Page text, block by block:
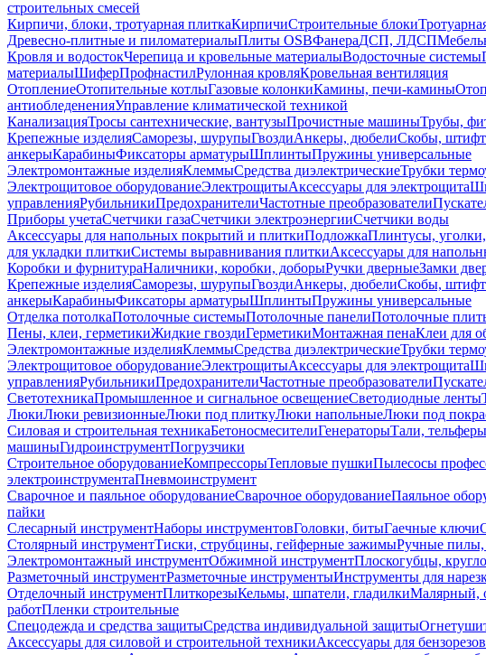
строительных смесей
Кирпичи, блоки, тротуарная плиткаКирпичиСтроительные блоки
Древесно-плитные и пиломатериалыПлиты OSBФанераДСП, ЛДСП
Кровля и водостокЧерепица и кровельные материалыВодосточные системы
материалыШиферПрофнастилРулонная кровляКровельная вентиляция
ОтоплениеОтопительные котлыГазовые колонкиКамины, печи-камины
антиобледененияУправление климатической техникой
КанализацияТросы сантехнические, вантузыПрочистные машиныТрубы,
Крепежные изделияСаморезы, шурупыГвоздиАнкеры, дюбелиСкобы,
анкерыКарабиныФиксаторы арматурыШплинтыПружины универсальные
Электромонтажные изделияКлеммыСредства диэлектрическиеТрубки
Электрощитовое оборудованиеЭлектрощитыАксессуары для электрощита
управленияРубильникиПредохранителиЧастотные преобразователи
Приборы учетаСчетчики газаСчетчики электроэнергииСчетчики воды
Аксессуары для напольных покрытий и плиткиПодложкаПлинтусы,
для укладки плиткиСистемы выравнивания плиткиАксессуары для
Коробки и фурнитураНаличники, коробки, доборыРучки дверныеЗамки
Крепежные изделияСаморезы, шурупыГвоздиАнкеры, дюбелиСкобы,
анкерыКарабиныФиксаторы арматурыШплинтыПружины универсальные
Отделка потолкаПотолочные системыПотолочные панелиПотолочные
Пены, клеи, герметикиЖидкие гвоздиГерметикиМонтажная пенаКлеи для
Электромонтажные изделияКлеммыСредства диэлектрическиеТрубки
Электрощитовое оборудованиеЭлектрощитыАксессуары для электрощита
управленияРубильникиПредохранителиЧастотные преобразователи
СветотехникаПромышленное и сигнальное освещениеСветодиодные ленты
ЛюкиЛюки ревизионныеЛюки под плиткуЛюки напольныеЛюки под
Силовая и строительная техникаБетоносмесителиГенераторыТали, тельферы
машиныГидроинструментПогрузчики
Строительное оборудованиеКомпрессорыТепловые пушкиПылесосы
электроинструментаПневмоинструмент
Сварочное и паяльное оборудованиеСварочное оборудованиеПаяльное
пайки
Слесарный инструментНаборы инструментовГоловки, битыГаечные ключи
Столярный инструментТиски, струбцины, гейферные зажимыРучные
Электромонтажный инструментОбжимной инструментПлоскогубцы,
Разметочный инструментРазметочные инструментыИнструменты для
Отделочный инструментПлиткорезыКельмы, шпатели, гладилкиМалярный,
работПленки строительные
Спецодежда и средства защитыСредства индивидуальной защиты
Аксессуары для силовой и строительной техникиАксессуары для бензорезов